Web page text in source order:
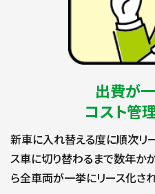
出費が
コスト管
新車に入れ替える度に順次リ
ス車に切り替わるまで数年かか
ら全車両が一挙にリース化さ